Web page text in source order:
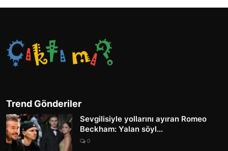
Trend Gönderiler
Sevgilisiyle yollarını ayıran Romeo
Beckham: Yalan söyl...
0